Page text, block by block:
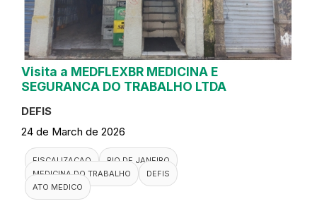
Visita a MEDFLEXBR MEDICINA E
SEGURANCA DO TRABALHO LTDA
DEFIS
24 de March de 2026
FISCALIZACAO
RIO DE JANEIRO
MEDICINA DO TRABALHO
DEFIS
ATO MEDICO